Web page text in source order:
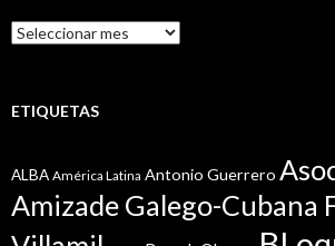
Histórico
ETIQUETAS
ALBA América Latina Antonio Guerrero
Amizade Galego-Cubana